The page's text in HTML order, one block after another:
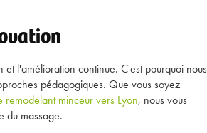
l'amélioration continue. C'est pourquoi nous
pédagogiques. Que vous soyez
remodelant minceur vers Lyon, nous vous
du massage.